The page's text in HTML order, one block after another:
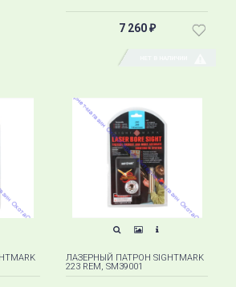
7 260 ₽
ЛАЗЕРНЫЙ ПАТРОН SIGHTMARK
223 REM, SM39001